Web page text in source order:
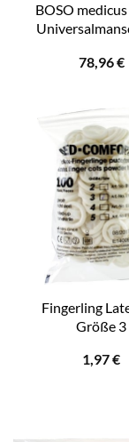
BOSO
78,96€
Fingerling
Größe 3
1,97€